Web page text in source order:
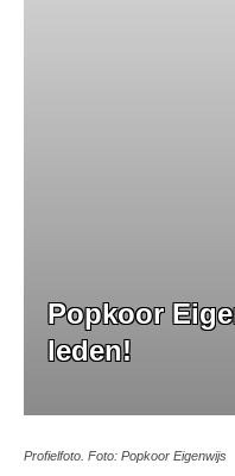
Popkoor
leden!
Profielfoto. Foto: Popkoor Eigenwijs